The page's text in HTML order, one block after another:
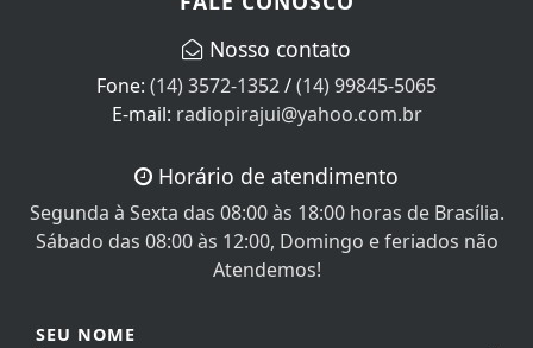
(14) 3572-1352/(14) 99845-5065
E-mail:radiopirajui@yahoo.com.br
Segunda à Sexta das 08:00 às 18:00 horas de Brasília.
Sábado das 08:00 às 12:00, Domingo e feriados não
Atendemos!